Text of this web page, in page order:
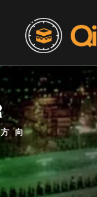
向